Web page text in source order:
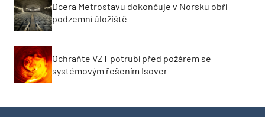
Dcera Metrostavu dokončuje v Norsku obří
podzemní úložiště
Ochraňte VZT potrubí před požárem se
systémovým řešením Isover